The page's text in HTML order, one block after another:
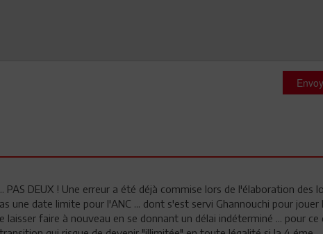
PAS DEUX ! Une erreur a été déjà commise lors de l'élaboration des
une date limite pour l'ANC ... dont s'est servi Ghannouchi pour jouer
laisser faire à nouveau en se donnant un délai indéterminé ... pour ce